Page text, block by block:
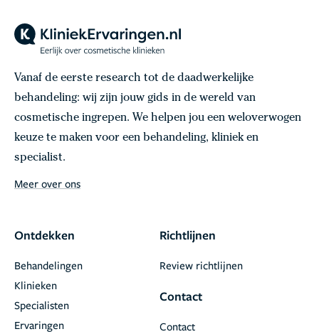
Vanaf de eerste research tot de daadwerkelijke
behandeling: wij zijn jouw gids in de wereld van
cosmetische ingrepen. We helpen jou een weloverwogen
keuze te maken voor een behandeling, kliniek en
specialist.
Meer over ons
Ontdekken
Behandelingen
Klinieken
Specialisten
Ervaringen
Richtlijnen
Review richtlijnen
Contact
Contact